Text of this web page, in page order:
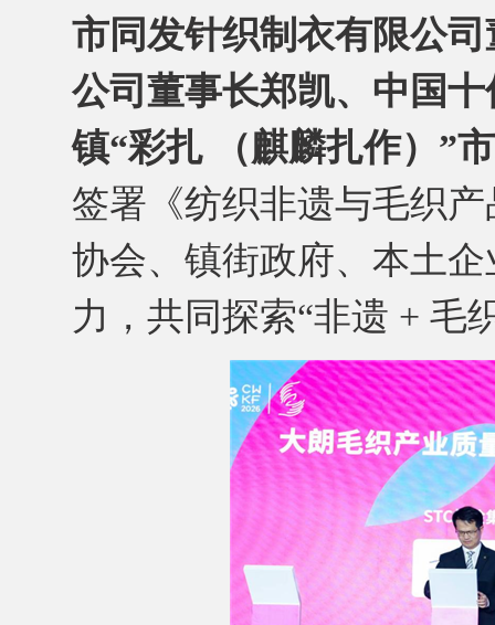
市同发针织制衣有限公
公司董事长郑凯、中国
镇“彩扎 （麒麟扎作）”
签署《纺织非遗与毛织
协会、镇街政府、本土
力，共同探索“非遗 + 毛